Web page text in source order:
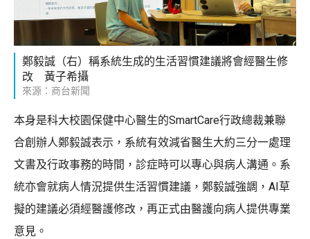
鄭毅誠（右）稱系統生成的生活習慣建議將會經醫生修
改 黃子希攝
來源：商台新聞
本身是科大校園保健中心醫生的SmartCare行政總裁兼聯
合創辦人鄭毅誠表示，系統有效減省醫生大約三分一處理
文書及行政事務的時間，診症時可以專心與病人溝通。系
統亦會就病人情況提供生活習慣建議，鄭毅誠強調，AI草
擬的建議必須經醫護修改，再正式由醫護向病人提供專業
意見。